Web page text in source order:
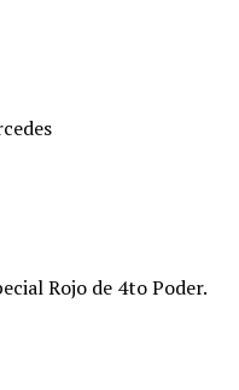
Rojo de 4to Poder.